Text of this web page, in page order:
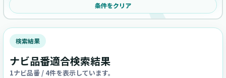
条件をクリア
検索結果
ナビ品番適合検索結果
1ナビ品番 / 4件を表示しています。